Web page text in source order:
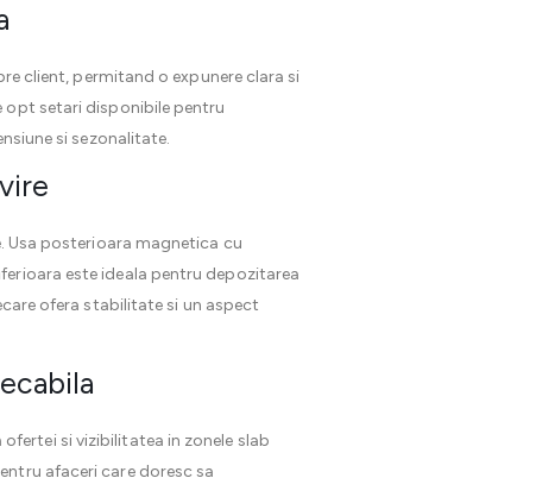
client, permitand o expunere clara si
opt setari disponibile pentru
si sezonalitate.
Usa posterioara magnetica cu
este ideala pentru depozitarea
ofera stabilitate si un aspect
si vizibilitatea in zonele slab
afaceri care doresc sa